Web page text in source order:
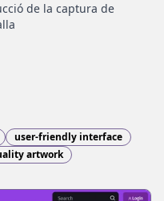
de la captura de
user-friendly interface
artwork